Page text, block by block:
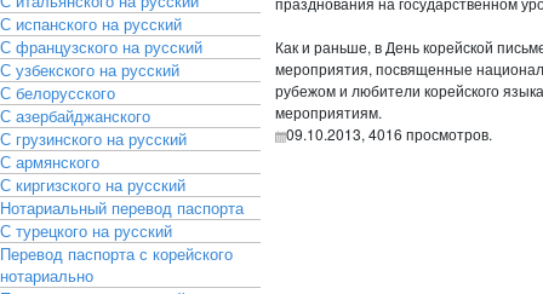
С испанского на русский
С французского на русский
С узбекского на русский
С белорусского
С азербайджанского
С грузинского на русский
С армянского
С киргизского на русский
Нотариальный перевод паспорта
С турецкого на русский
Перевод паспорта с корейского
нотариально
Как и раньше, в День корейской
мероприятия, посвященные
рубежом и любители корейского
мероприятиям.
09.10.2013, 4016 просмотров.